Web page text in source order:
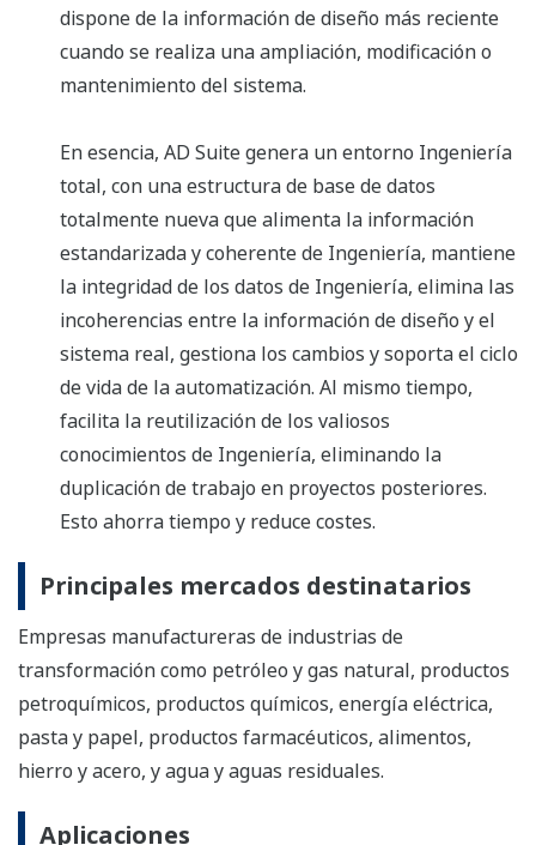
dispone de la información de diseño más reciente
cuando se realiza una ampliación, modificación o
mantenimiento del sistema.
En esencia, AD Suite genera un entorno Ingeniería
total, con una estructura de base de datos
totalmente nueva que alimenta la información
estandarizada y coherente de Ingeniería, mantiene
la integridad de los datos de Ingeniería, elimina las
incoherencias entre la información de diseño y el
sistema real, gestiona los cambios y soporta el ciclo
de vida de la automatización. Al mismo tiempo,
facilita la reutilización de los valiosos
conocimientos de Ingeniería, eliminando la
duplicación de trabajo en proyectos posteriores.
Esto ahorra tiempo y reduce costes.
Principales mercados destinatarios
Empresas manufactureras de industrias de
transformación como petróleo y gas natural, productos
petroquímicos, productos químicos, energía eléctrica,
pasta y papel, productos farmacéuticos, alimentos,
hierro y acero, y agua y aguas residuales.
Aplicaciones